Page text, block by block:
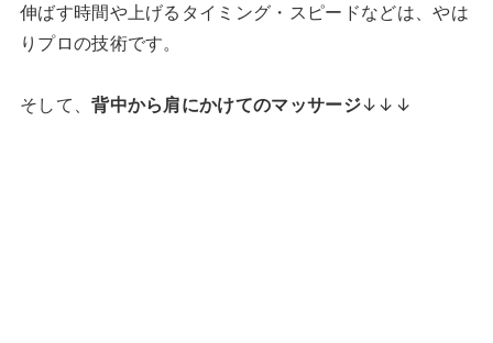
伸ばす時間や上げるタイミング・スピードなどは、やは
りプロの技術です。
そして、背中から肩にかけてのマッサージ↓↓↓